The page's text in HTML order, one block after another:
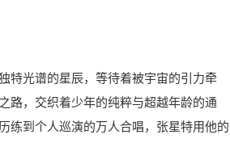
特光谱的星辰，等待着被宇宙的引力牵
路，交织着少年的纯粹与超越年龄的通
练到个人巡演的万人合唱，张星特用他的